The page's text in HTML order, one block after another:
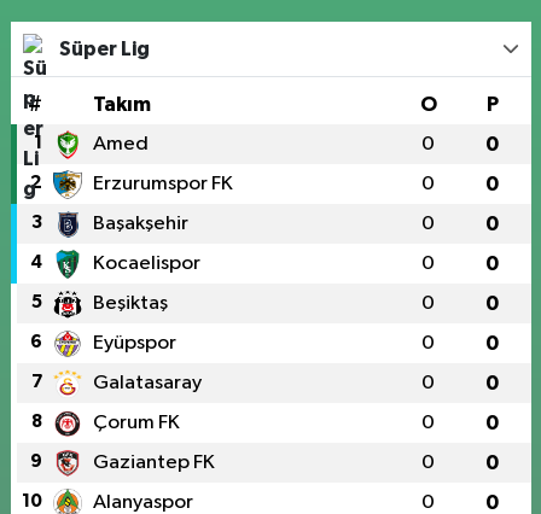
Süper Lig
# Takım O P
1 Amed 0 0
2 Erzurumspor FK 0 0
3 Başakşehir 0 0
4 Kocaelispor 0 0
5 Beşiktaş 0 0
6 Eyüpspor 0 0
7 Galatasaray 0 0
8 Çorum FK 0 0
9 Gaziantep FK 0 0
10 Alanyaspor 0 0